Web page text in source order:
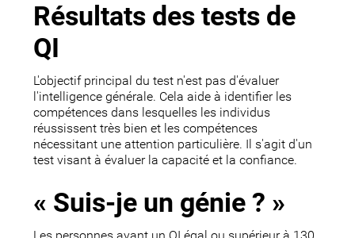
Résultats des tests de
QI
L'objectif principal du test n'est pas d'évaluer
l'intelligence générale. Cela aide à identifier les
compétences dans lesquelles les individus
réussissent très bien et les compétences
nécessitant une attention particulière. Il s'agit d'un
test visant à évaluer la capacité et la confiance.
« Suis-je un génie ? »